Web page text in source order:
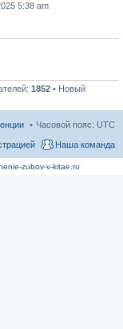
5:38 am
1852 • Новый
Часовой пояс: UTC
Наша команда
zubov-v-kitae.ru